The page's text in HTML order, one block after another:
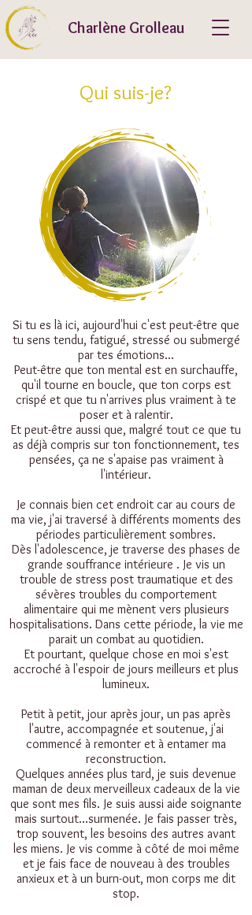
Charlène Grolleau
Qui suis-je?
Si tu es là ici, aujourd'hui c'est peut-être que
tu sens tendu, fatigué, stressé ou submergé
par tes émotions...
Peut-être que ton mental est en surchauffe,
qu'il tourne en boucle, que ton corps est
crispé et que tu n'arrives plus vraiment à te
poser et à ralentir.
Et peut-être aussi que, malgré tout ce que tu
as déjà compris sur ton fonctionnement, tes
pensées, ça ne s'apaise pas vraiment à
l'intérieur.
Je connais bien cet endroit car au cours de
ma vie, j'ai traversé à différents moments des
périodes particulièrement sombres.
Dès l'adolescence, je traverse des phases de
grande souffrance intérieure . Je vis un
trouble de stress post traumatique et des
sévères troubles du comportement
alimentaire qui me mènent vers plusieurs
hospitalisations. Dans cette période, la vie me
parait un combat au quotidien.
Et pourtant, quelque chose en moi s'est
accroché à l'espoir de jours meilleurs et plus
lumineux.
Petit à petit, jour après jour, un pas après
l'autre, accompagnée et soutenue, j'ai
commencé à remonter et à entamer ma
reconstruction.
Quelques années plus tard, je suis devenue
maman de deux merveilleux cadeaux de la vie
que sont mes fils. Je suis aussi aide soignante
mais surtout...surmenée. Je fais passer très,
trop souvent, les besoins des autres avant
les miens. Je vis comme à côté de moi même
et je fais face de nouveau à des troubles
anxieux et à un burn-out, mon corps me dit
stop.